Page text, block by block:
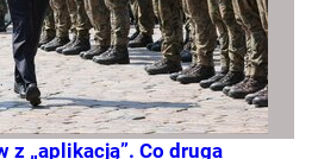
z „aplikacją”. Co druga